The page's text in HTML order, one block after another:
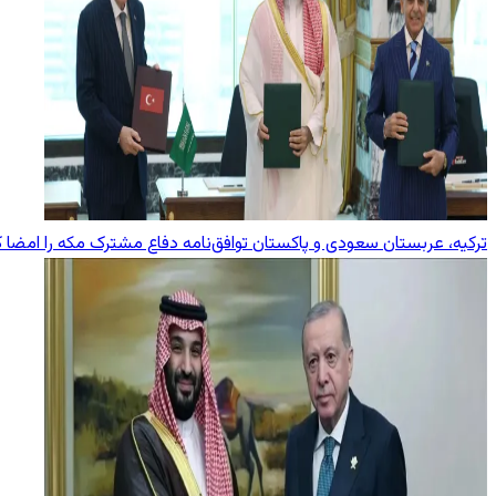
ترکیه، عربستان سعودی و پاکستان توافق‌نامه دفاع مشترک مکه را امضا